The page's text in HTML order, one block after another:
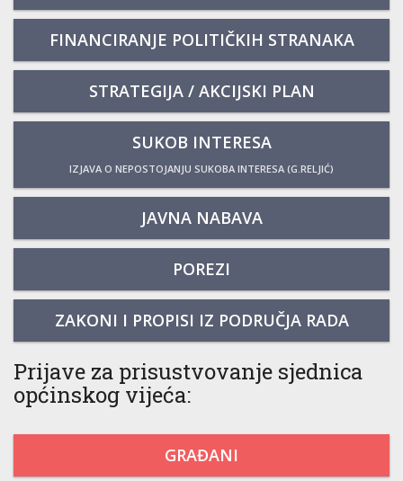
FINANCIRANJE POLITIČKIH STRANAKA
STRATEGIJA / AKCIJSKI PLAN
SUKOB INTERESA
IZJAVA O NEPOSTOJANJU SUKOBA INTERESA (G.RELJIĆ)
JAVNA NABAVA
POREZI
ZAKONI I PROPISI IZ PODRUČJA RADA
Prijave za prisustvovanje sjednica
općinskog vijeća:
GRAĐANI